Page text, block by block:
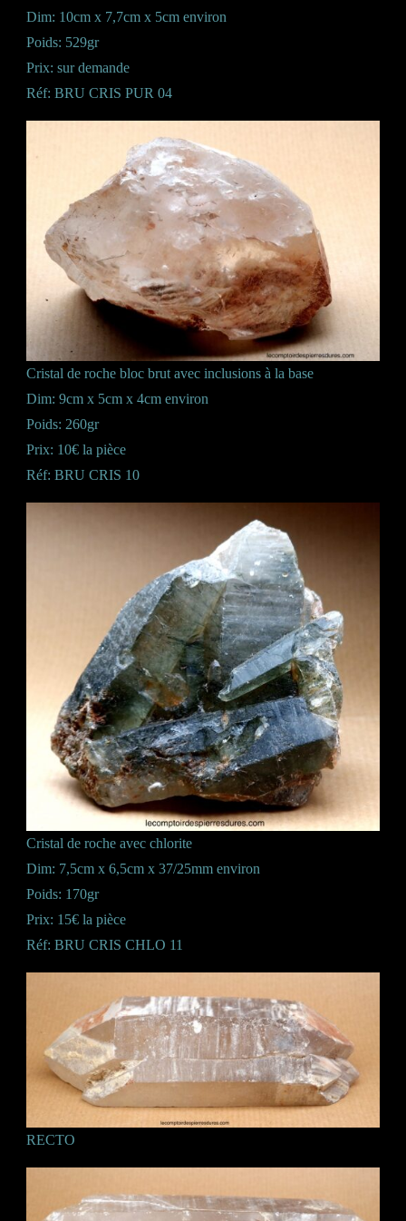
Dim: 10cm x 7,7cm x 5cm environ
Poids: 529gr
Prix: sur demande
Réf: BRU CRIS PUR 04
Cristal de roche bloc brut avec inclusions à la base
Dim: 9cm x 5cm x 4cm environ
Poids: 260gr
Prix: 10€ la pièce
Réf: BRU CRIS 10
Cristal de roche avec chlorite
Dim: 7,5cm x 6,5cm x 37/25mm environ
Poids: 170gr
Prix: 15€ la pièce
Réf: BRU CRIS CHLO 11
RECTO